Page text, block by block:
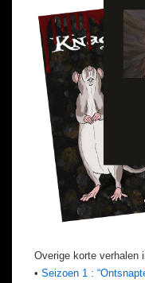
Overige korte verhalen
• Seizoen 1 :